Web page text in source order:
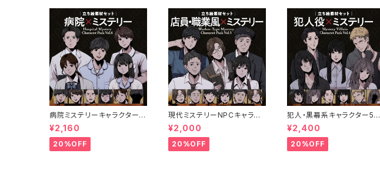
病院ミステリーキャラクター5
体セットの立ち絵素材｜医師・
看護師・患者・受付
¥2,160
20%OFF
現代ミステリーNPCキャラク
ター5体セット｜店員・運転手・
情報屋・TRPG向け立ち絵素
材
¥2,000
20%OFF
犯人・黒幕系キャラクター5体
セットの立ち絵素材｜ペン画
調・ミステリー向け｜不良・ヤ
ンデレ・優等生など
¥2,400
20%OFF